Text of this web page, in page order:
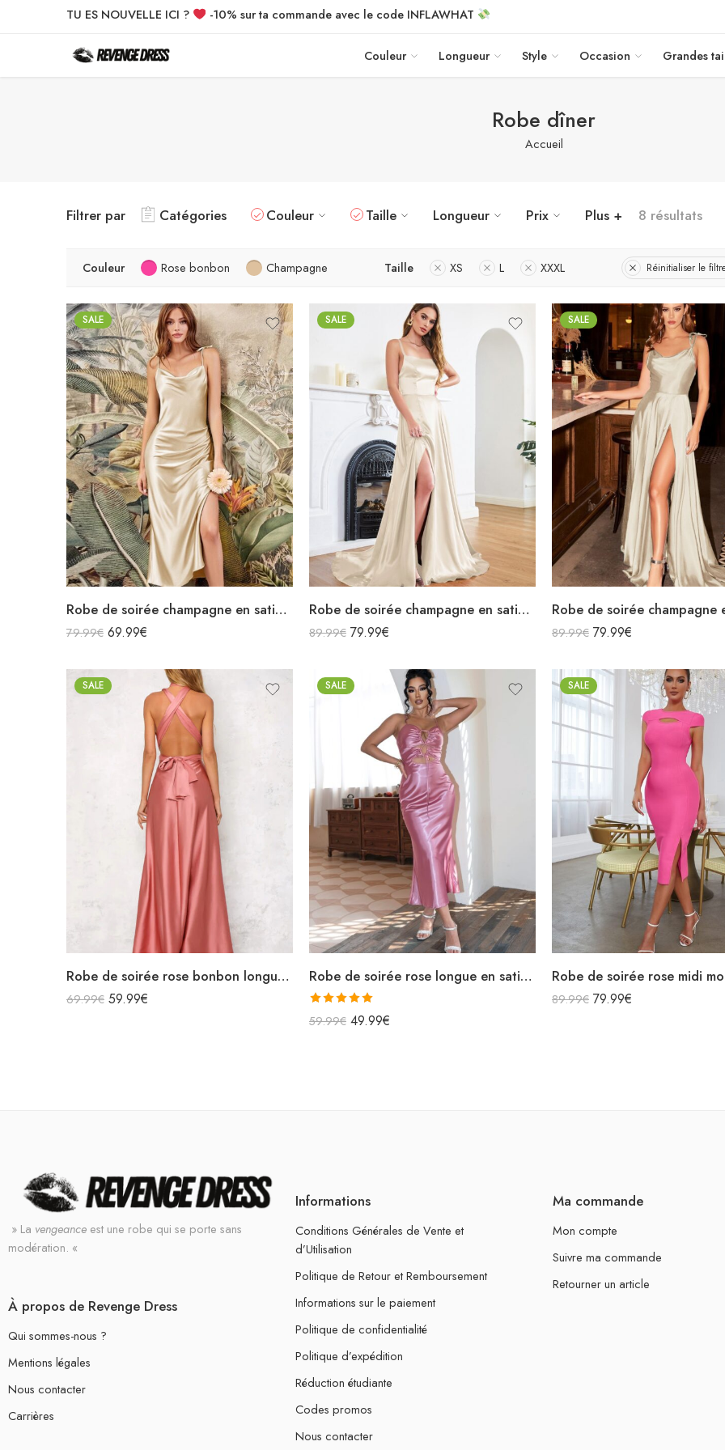
TU ES NOUVELLE ICI ? -10% sur ta commande avec le code INFLAWHAT
Couleur Longueur Style Occasion Grandes
Robe dîner
Accueil
Filtrer par Catégories Couleur Taille Longueur Prix Plus + 8 résultats
Couleur Rose bonbon Champagne Taille XS L XXXL Réinitialiser le
SALE
Robe de soirée champagne en satin col bénitier mi longue fendue à bretelles sans manches
79.99€ 69.99€
SALE
Robe de soirée champagne en satin décolleté carré longue fendue sirène
89.99€ 79.99€
SALE
89.99€ 79.99€
SALE
Robe de soirée rose bonbon longue en satin sans manches décolleté v bretelles croisées dans le dos
69.99€ 59.99€
SALE
Robe de soirée rose longue en satin bretelles spaghettis avec découpes
Note5.00
59.99€ 49.99€
SALE
89.99€ 79.99€
» La vengeance est une robe qui se porte sans
modération. «
À propos de Revenge Dress
Qui sommes-nous ?
Mentions légales
Nous contacter
Carrières
Informations
Conditions Générales de Vente et
d’Utilisation
Politique de Retour et Remboursement
Informations sur le paiement
Politique de confidentialité
Politique d’expédition
Réduction étudiante
Codes promos
Nous contacter
Ma commande
Mon compte
Suivre ma commande
Retourner un article